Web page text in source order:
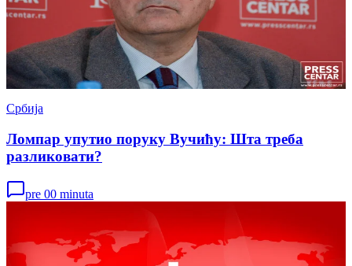
Србија
Ломпар упутио поруку Вучићу: Шта треба
разликовати?
pre 00 minuta